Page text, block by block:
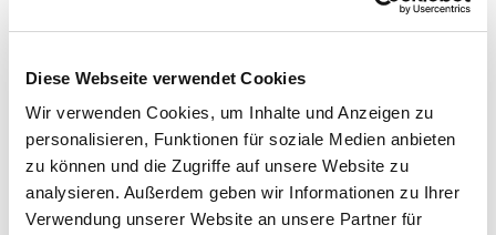
Diese Webseite verwendet Cookies
Wir verwenden Cookies, um Inhalte und Anzeigen zu
personalisieren, Funktionen für soziale Medien anbieten
zu können und die Zugriffe auf unsere Website zu
analysieren. Außerdem geben wir Informationen zu Ihrer
Verwendung unserer Website an unsere Partner für
Eine Gartenmauer wurde durch uns saniert und erstrahlt